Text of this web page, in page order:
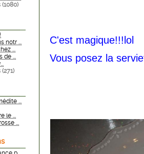
(1080)
notr ...
...
de ...
(271)
...
le ...
...
C'est magique!!!lol
Vous posez la